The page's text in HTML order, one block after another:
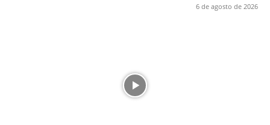
6 de agosto de 2026